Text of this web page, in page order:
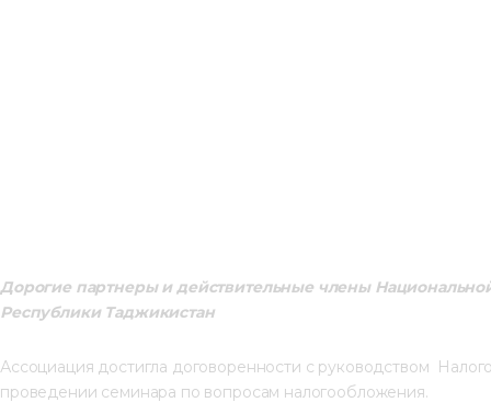
Дорогие партнеры и действительные члены
Республики Таджикистан
Ассоциация достигла договоренности с руководством
проведении семинара по вопросам налогообложения.